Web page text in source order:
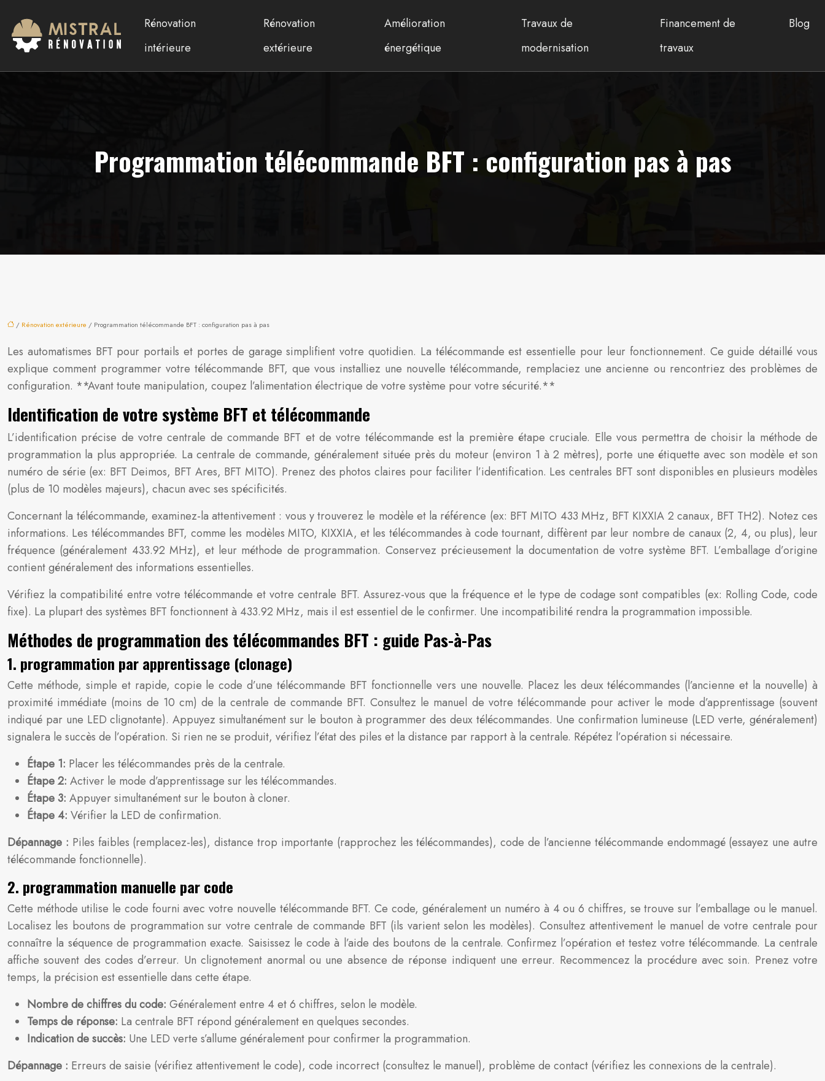
Rénovation
intérieure
Rénovation
extérieure
Amélioration
énergétique
Travaux de
modernisation
Financement de
travaux
Blog
Programmation télécommande BFT : configuration pas à pas
/ Rénovation extérieure / Programmation télécommande BFT : configuration pas à pas
Les automatismes BFT pour portails et portes de garage simplifient votre quotidien. La télécommande est essentielle pour leur fonctionnement. Ce guide détaillé vous
explique comment programmer votre télécommande BFT, que vous installiez une nouvelle télécommande, remplaciez une ancienne ou rencontriez des problèmes de
configuration. **Avant toute manipulation, coupez l’alimentation électrique de votre système pour votre sécurité.**
Identification de votre système BFT et télécommande
L’identification précise de votre centrale de commande BFT et de votre télécommande est la première étape cruciale. Elle vous permettra de choisir la méthode de
programmation la plus appropriée. La centrale de commande, généralement située près du moteur (environ 1 à 2 mètres), porte une étiquette avec son modèle et son
numéro de série (ex: BFT Deimos, BFT Ares, BFT MITO). Prenez des photos claires pour faciliter l’identification. Les centrales BFT sont disponibles en plusieurs modèles
(plus de 10 modèles majeurs), chacun avec ses spécificités.
Concernant la télécommande, examinez-la attentivement : vous y trouverez le modèle et la référence (ex: BFT MITO 433 MHz, BFT KIXXIA 2 canaux, BFT TH2). Notez ces
informations. Les télécommandes BFT, comme les modèles MITO, KIXXIA, et les télécommandes à code tournant, diffèrent par leur nombre de canaux (2, 4, ou plus), leur
fréquence (généralement 433.92 MHz), et leur méthode de programmation. Conservez précieusement la documentation de votre système BFT. L’emballage d’origine
contient généralement des informations essentielles.
Vérifiez la compatibilité entre votre télécommande et votre centrale BFT. Assurez-vous que la fréquence et le type de codage sont compatibles (ex: Rolling Code, code
fixe). La plupart des systèmes BFT fonctionnent à 433.92 MHz, mais il est essentiel de le confirmer. Une incompatibilité rendra la programmation impossible.
Méthodes de programmation des télécommandes BFT : guide Pas-à-Pas
1. programmation par apprentissage (clonage)
Cette méthode, simple et rapide, copie le code d’une télécommande BFT fonctionnelle vers une nouvelle. Placez les deux télécommandes (l’ancienne et la nouvelle) à
proximité immédiate (moins de 10 cm) de la centrale de commande BFT. Consultez le manuel de votre télécommande pour activer le mode d’apprentissage (souvent
indiqué par une LED clignotante). Appuyez simultanément sur le bouton à programmer des deux télécommandes. Une confirmation lumineuse (LED verte, généralement)
signalera le succès de l’opération. Si rien ne se produit, vérifiez l’état des piles et la distance par rapport à la centrale. Répétez l’opération si nécessaire.
Étape 1: Placer les télécommandes près de la centrale.
Étape 2: Activer le mode d’apprentissage sur les télécommandes.
Étape 3: Appuyer simultanément sur le bouton à cloner.
Étape 4: Vérifier la LED de confirmation.
Dépannage : Piles faibles (remplacez-les), distance trop importante (rapprochez les télécommandes), code de l’ancienne télécommande endommagé (essayez une autre
télécommande fonctionnelle).
2. programmation manuelle par code
Cette méthode utilise le code fourni avec votre nouvelle télécommande BFT. Ce code, généralement un numéro à 4 ou 6 chiffres, se trouve sur l’emballage ou le manuel.
Localisez les boutons de programmation sur votre centrale de commande BFT (ils varient selon les modèles). Consultez attentivement le manuel de votre centrale pour
connaître la séquence de programmation exacte. Saisissez le code à l’aide des boutons de la centrale. Confirmez l’opération et testez votre télécommande. La centrale
affiche souvent des codes d’erreur. Un clignotement anormal ou une absence de réponse indiquent une erreur. Recommencez la procédure avec soin. Prenez votre
temps, la précision est essentielle dans cette étape.
Nombre de chiffres du code: Généralement entre 4 et 6 chiffres, selon le modèle.
Temps de réponse: La centrale BFT répond généralement en quelques secondes.
Indication de succès: Une LED verte s’allume généralement pour confirmer la programmation.
Dépannage : Erreurs de saisie (vérifiez attentivement le code), code incorrect (consultez le manuel), problème de contact (vérifiez les connexions de la centrale).